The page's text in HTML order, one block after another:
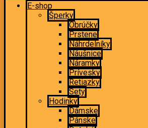
E-shop
Šperky
Obrúčky
Prstene
Náhrdelníky
Náušnice
Náramky
Prívesky
Retiazky
Sety
Hodinky
Dámske
Pánske